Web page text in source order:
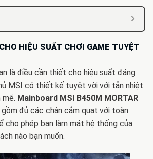
HIỆU SUẤT CHƠI GAME TUYỆT
là điều cần thiết cho hiệu suất đáng
MSI có thiết kế tuyệt vời với tản nhiệt
mẽ. Mainboard MSI B450M MORTAR
đủ các chân cắm quạt với toàn
cho phép bạn làm mát hệ thống của
nào bạn muốn.